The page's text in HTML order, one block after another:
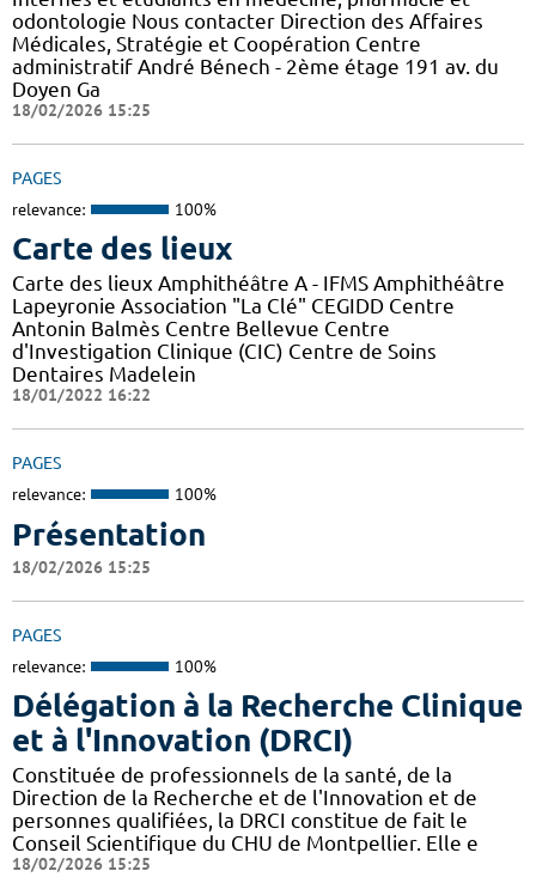
odontologie Nous contacter Direction des Affaires
Médicales, Stratégie et Coopération Centre
administratif André Bénech - 2ème étage 191 av. du
Doyen Ga
18/02/2026 15:25
PAGES
relevance: 100%
Carte des lieux
Carte des lieux Amphithéâtre A - IFMS Amphithéâtre
Lapeyronie Association "La Clé" CEGIDD Centre
Antonin Balmès Centre Bellevue Centre
d'Investigation Clinique (CIC) Centre de Soins
Dentaires Madelein
18/01/2022 16:22
PAGES
relevance: 100%
Présentation
18/02/2026 15:25
PAGES
relevance: 100%
Délégation à la Recherche Clinique
et à l'Innovation (DRCI)
Constituée de professionnels de la santé, de la
Direction de la Recherche et de l'Innovation et de
personnes qualifiées, la DRCI constitue de fait le
Conseil Scientifique du CHU de Montpellier. Elle e
18/02/2026 15:25